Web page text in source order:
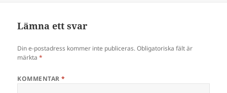
Lämna ett svar
Din e-postadress kommer inte publiceras. Obligatoriska fält är
märkta*
KOMMENTAR*